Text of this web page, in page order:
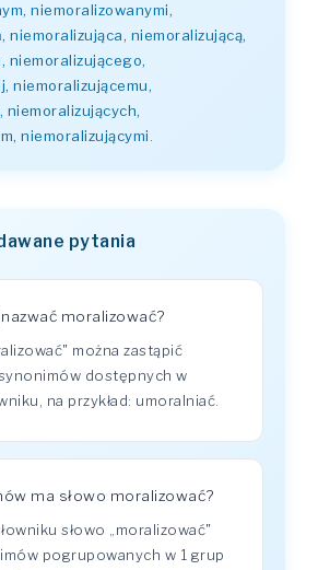
niemoralizowanymi,
niemoralizująca, niemoralizującą,
niemoralizującego,
niemoralizującemu,
niemoralizujących,
niemoralizującymi
pytania
nazwać moralizować?
można zastąpić
dostępnych w
na przykład: umoralniać.
ma słowo moralizować?
słowo „moralizować"
pogrupowanych w 1 grup